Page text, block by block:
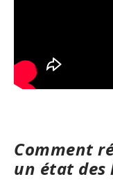
Comment
un état des